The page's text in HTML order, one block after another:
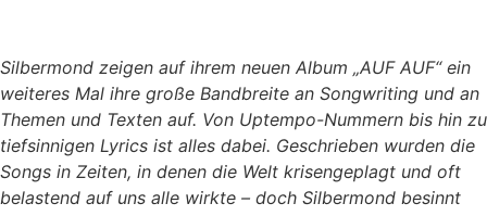
Silbermond zeigen auf ihrem neuen Album „AUF AUF“ ein
weiteres Mal ihre große Bandbreite an Songwriting und an
Themen und Texten auf. Von Uptempo-Nummern bis hin zu
tiefsinnigen Lyrics ist alles dabei. Geschrieben wurden die
Songs in Zeiten, in denen die Welt krisengeplagt und oft
belastend auf uns alle wirkte – doch Silbermond besinnt